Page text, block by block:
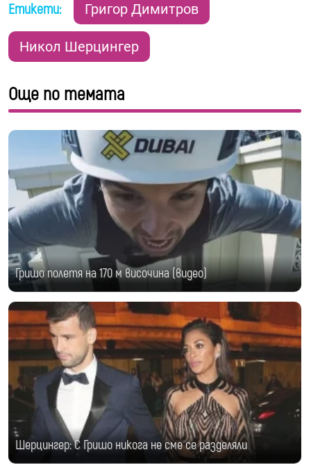
Етикети: Григор Димитров
Никол Шерцингер
Още по темата
Гришо полетя на 170 м височина (видео)
Шерцингер: С Гришо никога не сме се разделяли